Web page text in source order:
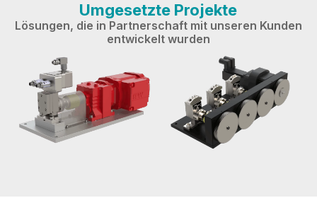
Umgesetzte Projekte
Lösungen, die in Partnerschaft mit unseren Kunden
entwickelt wurden